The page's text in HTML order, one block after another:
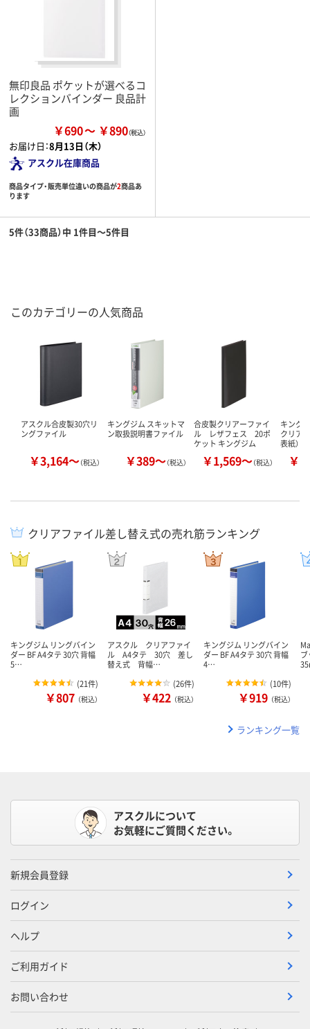
無印良品 ポケットが選べるコ
レクションバインダー 良品計
画
￥690 ￥890
お届け日：8月13日（木）
アスクル在庫商品
商品タイプ・販売単位違いの商品が2商品あ
ります
5件（33商品）中 1件目～5件目
このカテゴリーの人気商品
アスクル合皮製30穴リ
ングファイル
￥3,164～（税込）
キングジム スキットマ
ン取扱説明書ファイル
￥389～（税込）
合皮製クリアーファイ
ル レザフェス 20ポ
ケット キングジム
￥1,569～（税込）
キング
クリア
表紙）
￥
クリアファイル差し替え式の売れ筋ランキング
キングジム リングバイン
ダー BF A4タテ 30穴 背幅
5…
(21件)
￥807 （税込）
アスクル クリアファイ
ル A4タテ 30穴 差し
替え式 背幅…
(26件)
￥422 （税込）
キングジム リングバイン
ダー BF A4タテ 30穴 背幅
4…
(10件)
￥919 （税込）
ブ
ランキング一覧
アスクルについて
お気軽にご質問ください。
新規会員登録
ログイン
ヘルプ
ご利用ガイド
お問い合わせ